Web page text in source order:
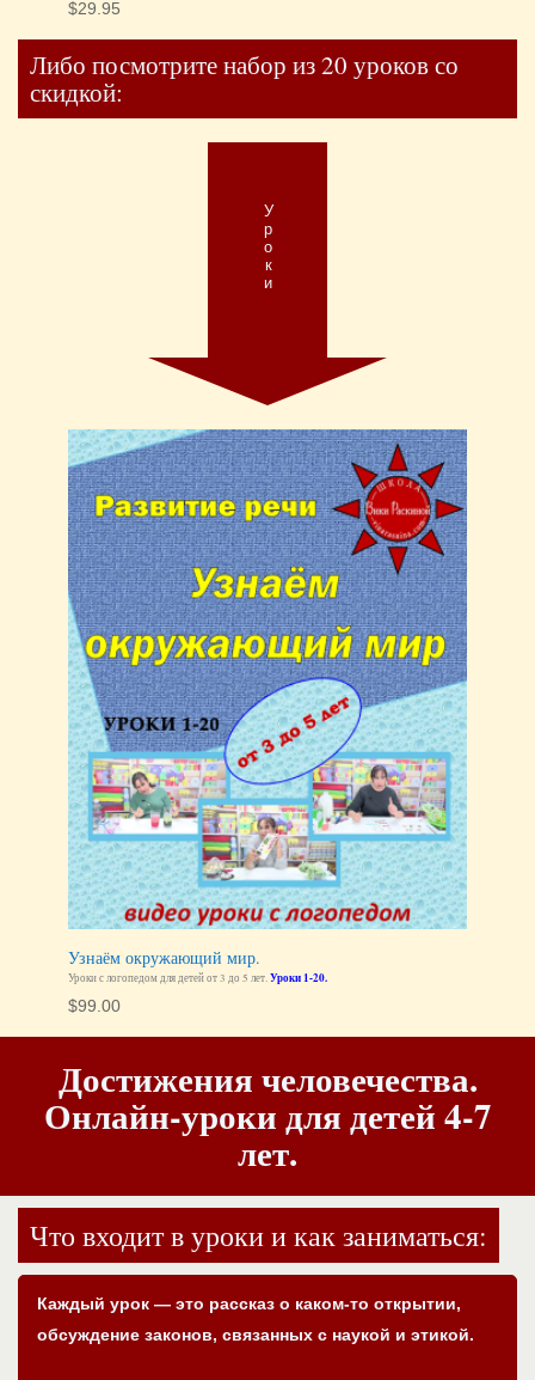
$29.95
Либо посмотрите набор из 20 уроков со
скидкой:
Уроки
Узнаём окружающий мир.
Уроки с логопедом для детей от 3 до 5 лет.Уроки 1-20.
$99.00
Достижения человечества.
Онлайн-уроки для детей 4-7
лет.
Что входит в уроки и как заниматься:
Каждый урок — это рассказ о каком-то открытии,
обсуждение законов, связанных с наукой и этикой.